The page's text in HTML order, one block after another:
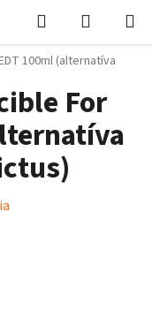
Hľadať
košík
100ml (alternatíva
For